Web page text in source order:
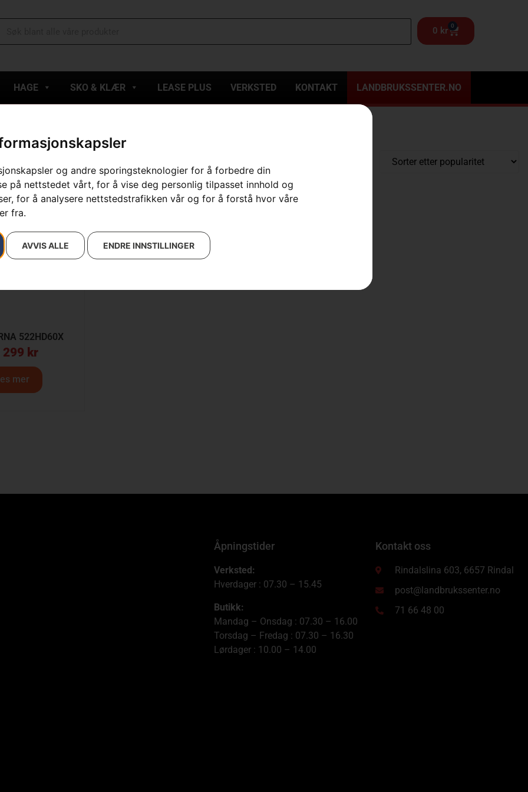
og andre sporingsteknologier for å forbedre din
på nettstedet vårt, for å vise deg personlig tilpasset innhold og
for å analysere nettstedstrafikken vår og for å forstå hvor våre
fra.
AVVIS ALLE ENDRE INNSTILLINGER
0 kr 0
HAGE SKO & KLÆR LEASE PLUS VERKSTED KONTAKT LANDBRUKSSENTER.NO
522HD60X
299 kr
mer
Åpningstider
Verksted:
Hverdager : 07.30 – 15.45
Butikk:
Mandag – Onsdag : 07.30 – 16.00
Torsdag – Fredag : 07.30 – 16.30
Lørdager : 10.00 – 14.00
Kontakt oss
Rindalslina 603, 6657 Rindal
post@landbrukssenter.no
71 66 48 00